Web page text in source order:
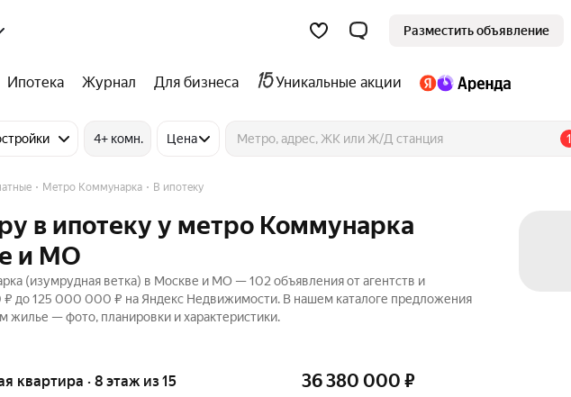
Разместить объявление
Ипотека Журнал Для бизнеса Уникальные акции
4+ комн. Цена 1
Метро Коммунарка В ипотеку
в ипотеку у метро Коммунарка
и МО
(изумрудная ветка) в Москве и МО — 102 объявления от агентств и
₽ до 125 000 000 ₽ на Яндекс Недвижимости. В нашем каталоге предложения
жилье — фото, планировки и характеристики.
квартира · 8 этаж из 15 36 380 000 ₽